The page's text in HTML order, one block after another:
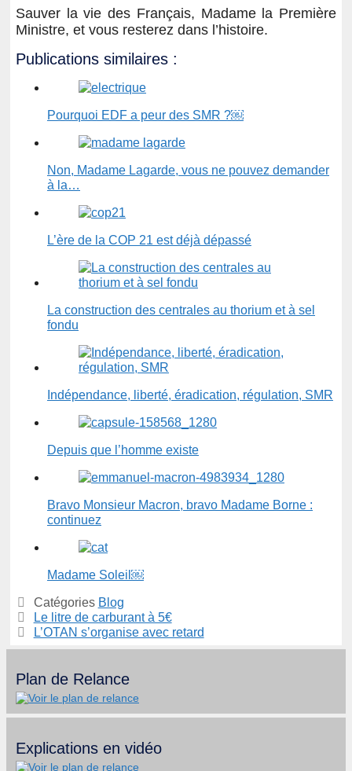
Sauver la vie des Français, Madame la Première
Ministre, et vous resterez dans l’histoire.
Publications similaires :
Pourquoi EDF a peur des SMR ?￼
Non, Madame Lagarde, vous ne pouvez demander
à la…
L’ère de la COP 21 est déjà dépassé
La construction des centrales au thorium et à sel
fondu
Indépendance, liberté, éradication, régulation, SMR
Depuis que l’homme existe
Bravo Monsieur Macron, bravo Madame Borne :
continuez
Madame Soleil￼
Catégories Blog
Le litre de carburant à 5€
L’OTAN s’organise avec retard
Plan de Relance
Explications en vidéo